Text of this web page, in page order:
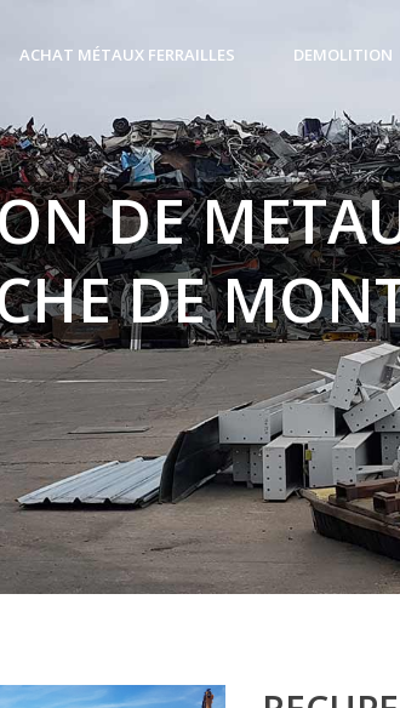
ACHAT MÉTAUX FERRAILLES DEMOLITION
DE
DE